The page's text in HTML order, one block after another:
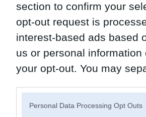
section to confirm your
opt-out request is
interest-based ads based
us or personal
your opt-out. You may
Personal Data Processing Opt Outs